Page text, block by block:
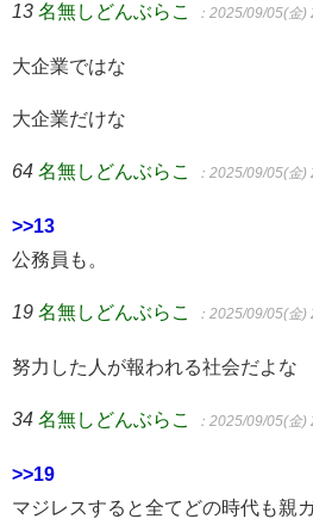
13 名無しどんぶらこ ：2025/09/05(金
大企業ではな
大企業だけな
64 名無しどんぶらこ ：2025/09/05(金
>>13
公務員も。
19 名無しどんぶらこ ：2025/09/05(金
努力した人が報われる社会だよな
34 名無しどんぶらこ ：2025/09/05(金
>>19
マジレスすると全てどの時代も親